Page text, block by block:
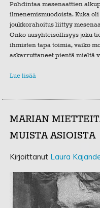
Pohdintaa mesenaattien
ilmenemismuodoista. Kuka
joukkorahoitus liittyy
Onko uusyhteisöllisyys joku
ihmisten tapa toimia, vaiko
askarruttaneet pientä mieltä
Lue lisää
MARIAN
MUISTA ASIOISTA
Kirjoittanut Laura